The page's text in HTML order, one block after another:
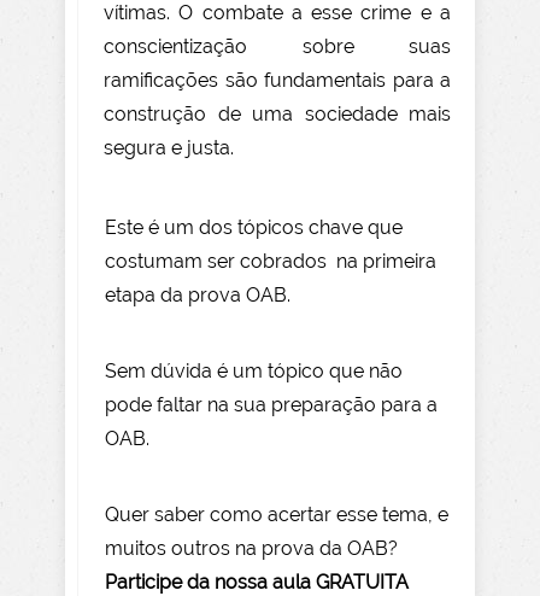
vítimas. O combate a esse crime e a
conscientização sobre suas
ramificações são fundamentais para a
construção de uma sociedade mais
segura e justa.
Este é um dos tópicos chave que
costumam ser cobrados na primeira
etapa da prova OAB.
Sem dúvida é um tópico que não
pode faltar na sua preparação para a
OAB.
Quer saber como acertar esse tema, e
muitos outros na prova da OAB?
Participe da nossa aula GRATUITA